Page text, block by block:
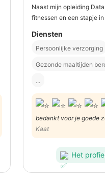
Naast mijn opleiding
fitnessen en een stapje
Diensten
Persoonlijke verzorging
Gezonde maaltijden
...
bedankt voor je goede
Alle dagen lekker
goede kok bent.
Kaat
Het